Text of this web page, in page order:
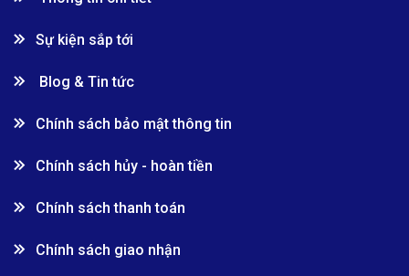
Sự kiện sắp tới
Blog & Tin tức
Chính sách bảo mật thông tin
Chính sách hủy - hoàn tiền
Chính sách thanh toán
Chính sách giao nhận